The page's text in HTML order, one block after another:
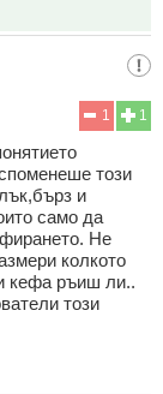
1
1
този
и
само да
Не
колкото
кефа ръиш ли..
този